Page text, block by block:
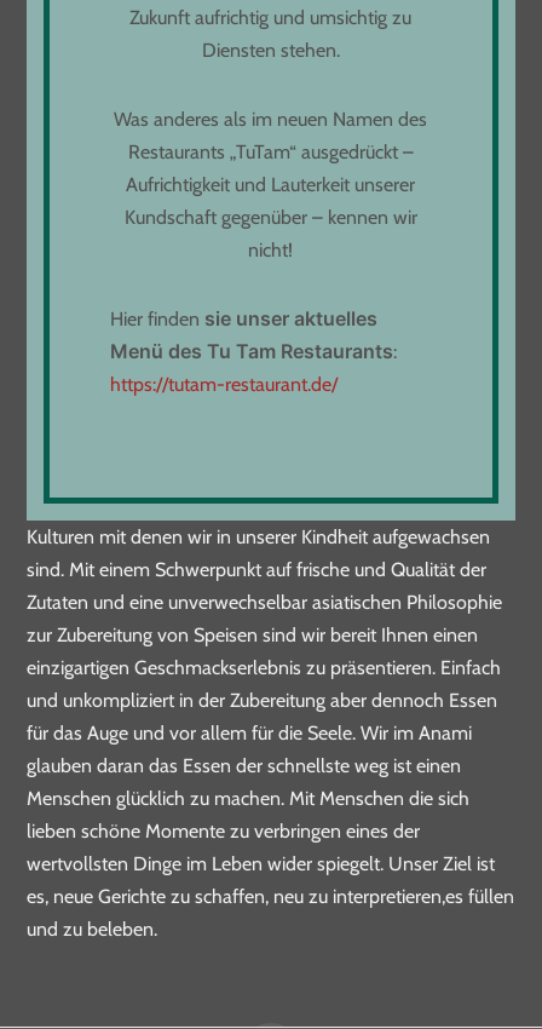
Freitag von 11:30 bis 23:00
Samstag - Sonntag 11:30 bis 22:30
Tel. 07161 61 97 234
Tel. 07161 61 96 628
✻
aufgewachsenen Asiaten, mit Einflüssen verschiedenster
Kulturen mit denen wir in unserer Kindheit aufgewachsen
sind. Mit einem Schwerpunkt auf frische und Qualität der
Zutaten und eine unverwechselbar asiatischen Philosophie
zur Zubereitung von Speisen sind wir bereit Ihnen einen
einzigartigen Geschmackserlebnis zu präsentieren. Einfach
und unkompliziert in der Zubereitung aber dennoch Essen
für das Auge und vor allem für die Seele. Wir im Anami
glauben daran das Essen der schnellste weg ist einen
Menschen glücklich zu machen. Mit Menschen die sich
lieben schöne Momente zu verbringen eines der
wertvollsten Dinge im Leben wider spiegelt. Unser Ziel ist
es, neue Gerichte zu schaffen, neu zu interpretieren,es füllen
und zu beleben.
Zukunft aufrichtig und umsichtig zu
Diensten stehen.
Was anderes als im neuen Namen des
Restaurants „TuTam“ ausgedrückt –
Aufrichtigkeit und Lauterkeit unserer
Kundschaft gegenüber – kennen wir
nicht!
Hier finden sie unser aktuelles
Menü des Tu Tam Restaurants:
https://tutam-restaurant.de/